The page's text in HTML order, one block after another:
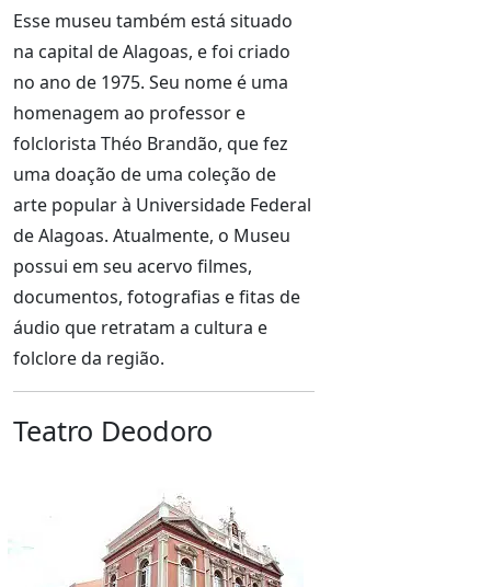
Esse museu também está situado
na capital de Alagoas, e foi criado
no ano de 1975. Seu nome é uma
homenagem ao professor e
folclorista Théo Brandão, que fez
uma doação de uma coleção de
arte popular à Universidade Federal
de Alagoas. Atualmente, o Museu
possui em seu acervo filmes,
documentos, fotografias e fitas de
áudio que retratam a cultura e
folclore da região.
Teatro Deodoro